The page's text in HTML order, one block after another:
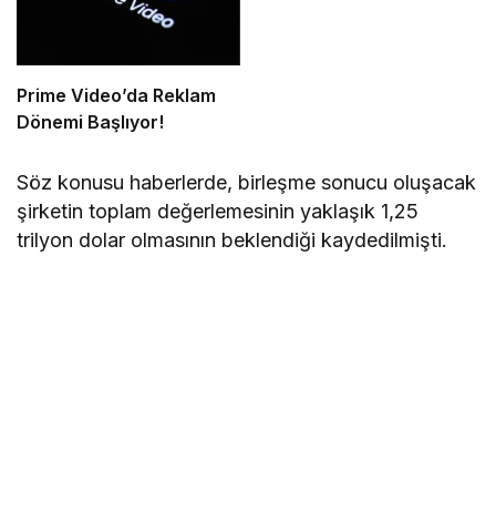
Prime Video’da Reklam
Dönemi Başlıyor!
Söz konusu haberlerde, birleşme sonucu oluşacak
şirketin toplam değerlemesinin yaklaşık 1,25
trilyon dolar olmasının beklendiği kaydedilmişti.